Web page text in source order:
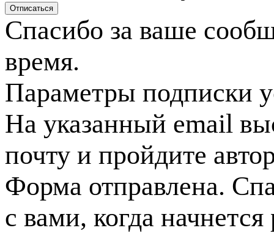
Спасибо за ваше
время.
Параметры подписки
На указанный email
почту и пройдите
Форма отправлена.
с вами, когда